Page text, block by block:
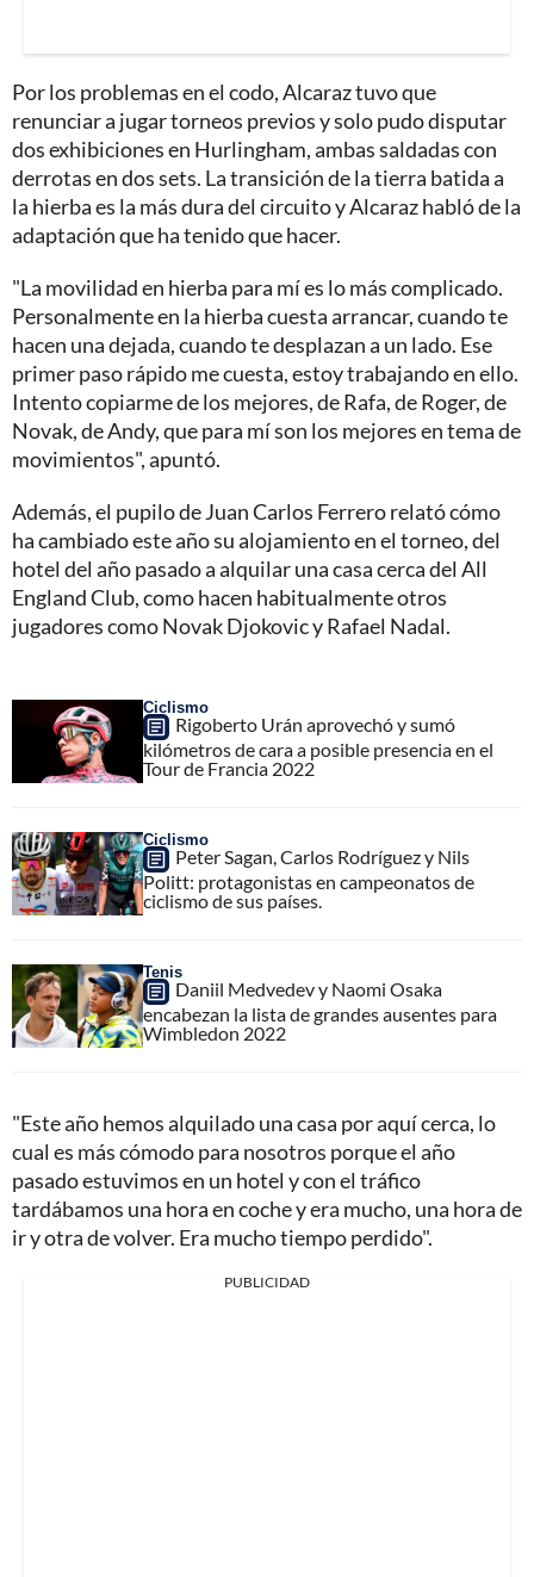
Por los problemas en el codo, Alcaraz tuvo que
renunciar a jugar torneos previos y solo pudo disputar
dos exhibiciones en Hurlingham, ambas saldadas con
derrotas en dos sets. La transición de la tierra batida a
la hierba es la más dura del circuito y Alcaraz habló de la
adaptación que ha tenido que hacer.
"La movilidad en hierba para mí es lo más complicado.
Personalmente en la hierba cuesta arrancar, cuando te
hacen una dejada, cuando te desplazan a un lado. Ese
primer paso rápido me cuesta, estoy trabajando en ello.
Intento copiarme de los mejores, de Rafa, de Roger, de
Novak, de Andy, que para mí son los mejores en tema de
movimientos", apuntó.
Además, el pupilo de Juan Carlos Ferrero relató cómo
ha cambiado este año su alojamiento en el torneo, del
hotel del año pasado a alquilar una casa cerca del All
England Club, como hacen habitualmente otros
jugadores como Novak Djokovic y Rafael Nadal.
Ciclismo
Rigoberto Urán aprovechó y sumó
kilómetros de cara a posible presencia en el
Tour de Francia 2022
Ciclismo
Peter Sagan, Carlos Rodríguez y Nils
Politt: protagonistas en campeonatos de
ciclismo de sus países.
Tenis
Daniil Medvedev y Naomi Osaka
encabezan la lista de grandes ausentes para
Wimbledon 2022
"Este año hemos alquilado una casa por aquí cerca, lo
cual es más cómodo para nosotros porque el año
pasado estuvimos en un hotel y con el tráfico
tardábamos una hora en coche y era mucho, una hora de
ir y otra de volver. Era mucho tiempo perdido".
PUBLICIDAD